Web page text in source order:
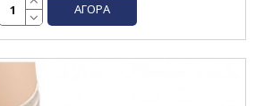
ΑΓΟΡΆ